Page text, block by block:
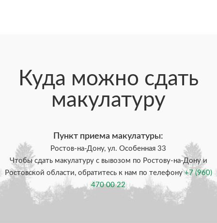
Куда можно сдать
макулатуру
Пункт приема макулатуры:
Ростов-на-Дону, ул. Особенная 33
Чтобы сдать макулатуру с вывозом по Ростову-на-Дону и
Ростовской области, обратитесь к нам по телефону+7 (960)
470 00 22